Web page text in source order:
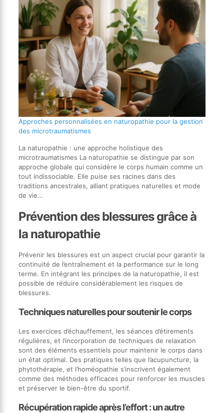
Approches personnalisées en naturopathie pour la gestion
des microtraumatismes
La naturopathie : une approche holistique des
microtraumatismes La naturopathie se distingue par son
approche globale qui considère le corps humain comme un
tout indissociable. Elle puise ses racines dans des
traditions ancestrales, alliant pratiques naturelles et mode
de vie…
Prévention des blessures grâce à
la naturopathie
Prévenir les blessures est un aspect crucial pour garantir la
continuité de l’entraînement et la performance sur le long
terme. En intégrant les principes de la naturopathie, il est
possible de réduire considérablement les risques de
blessures.
Techniques naturelles pour soutenir le corps
Les exercices d’échauffement, les séances d’étirements
régulières, et l’incorporation de techniques de relaxation
sont des éléments essentiels pour maintenir le corps dans
un état optimal. Des pratiques telles que l’acupuncture, la
phytothérapie, et l’homéopathie s’inscrivent également
comme des méthodes efficaces pour renforcer les muscles
et préserver le bien-être du sportif.
Récupération rapide après l’effort : un autre